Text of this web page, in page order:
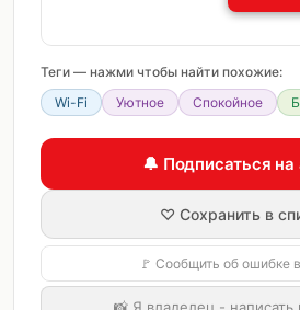
Теги — нажми чтобы найти похожие:
Wi-Fi
Уютное Спокойное
🔔 Подписаться на
♡ Сохранить в
🚩 Сообщить об ошибке